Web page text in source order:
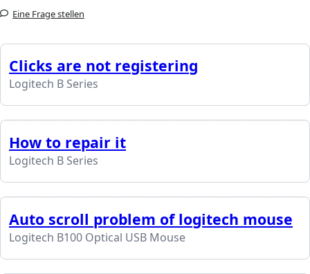
Eine Frage stellen
Clicks are not registering
Logitech B Series
How to repair it
Logitech B Series
Auto scroll problem of logitech mouse
Logitech B100 Optical USB Mouse